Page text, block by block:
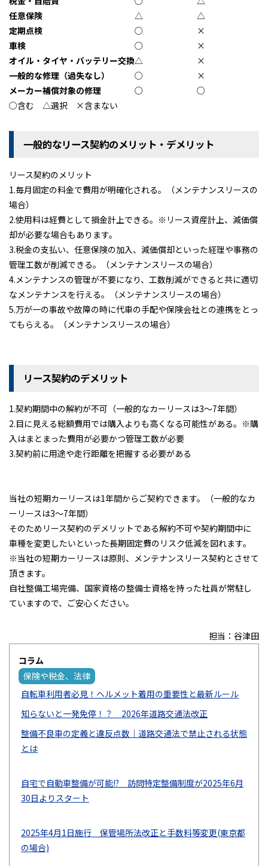
ＴＢカーズの整備済み車両
ＴＢカーズの「くるまづくり」
コラム「クルマのミニ知識」
ETCカードレンタル
お客様レビュー
ご利用事例
ブログ
お知らせ
会社案内
アクセス
プライバシーポリシー
特定商取引に基づく表示
キャンペーン情報 クルマのミニ知識 お問合せ・お見積り
〒160-0023 東京都新宿区西新宿5-17-4
03-3320-1678
営業時間｜9:00～18:00
定休日｜第2･3土曜日・日曜日・祝日
任意保険
△
△
定期点検
○
×
車検
○
×
オイル・タイヤ・バッテリー交換△
×
一般的な修理（過失なし）
○
×
メーカー補償対象の修理
○
○
○含む △選択 ×含まない
一般的なリース契約のメリット・デメリット
リース契約のメリット
1.毎月固定の料金で費用が明確化される。（メンテナンスリースの
場合）
2.使用料は経費として損金計上できる。※リース資産計上、減価償
却が必要な場合もあります。
3.税金の支払い、任意保険の加入、減価償却といった経理や事務の
管理工数が削減できる。（メンテナンスリースの場合）
4.メンテナンスの管理が不要になり、工数削減ができると共に適切
なメンテナンスを行える。（メンテナンスリースの場合）
5.万が一の事故や故障の時に代車の手配や保険会社との連携をとっ
てもらえる。（メンテナンスリースの場合）
リース契約のデメリット
1.契約期間中の解約が不可（一般的なカーリースは3～7年間）
2.目に見える総額費用では購入よりも高くなる可能性がある。※購
入はまとまった費用が必要かつ管理工数が必要
3.契約前に用途や走行距離を把握する必要がある
当社の短期カーリースは1年間からご契約できます。（一般的なカ
ーリースは3～7年間）
そのためリース契約のデメリットである解約不可や契約期間中に
車種を変更したいといった長期固定費のリスク低減を図れます。
※当社の短期カーリースは原則、メンテナンスリース契約とさせて
頂きます。
自社整備工場完備、国家資格の整備士資格を持った社員が常駐し
ていますので、ご安心ください。
担当：谷津田
コラム
保険や税金、法律
自転車利用者必見！ヘルメット着用の重要性と最新ルール
知らないと一発免停！？ 2026年道路交通法改正
整備不良車の定義と違反点数｜道路交通法で禁止される状態
とは
自宅で自動車整備が可能!? 訪問特定整備制度が2025年6月
30日よりスタート
2025年4月1日施行 保管場所法改正と手数料等変更(東京都
の場合)